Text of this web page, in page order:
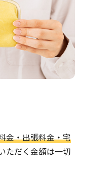
金・出張料金・宅
ただく金額は一切